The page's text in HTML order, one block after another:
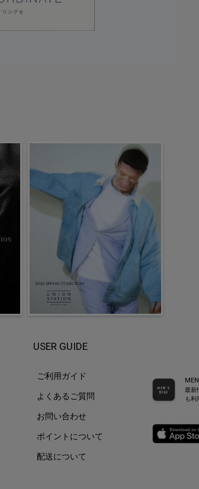
USER GUIDE
ご利用ガイド
よくあるご質問
お問い合わせ
ポイントについて
配送について
最新
も利